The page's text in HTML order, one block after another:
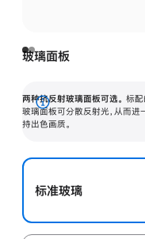
玻璃面板
两种抗反射玻璃面板可选。 标配
玻璃面板可分散反射光，从而进
持出色画质。
展
开
标准玻璃